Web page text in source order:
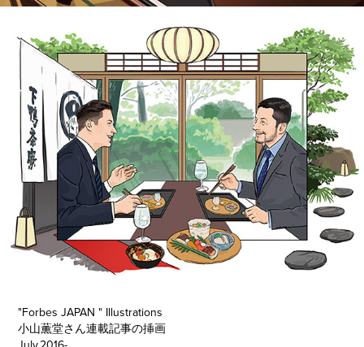
"Forbes JAPAN " Illustrations
小山薫堂さん連載記事の挿画